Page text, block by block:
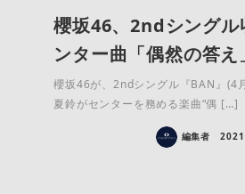
櫻坂46、2ndシングル
ンター曲「偶然の答
櫻坂46が、2ndシングル『BAN』(4
夏鈴がセンターを務める楽曲“偶 […]
編集者